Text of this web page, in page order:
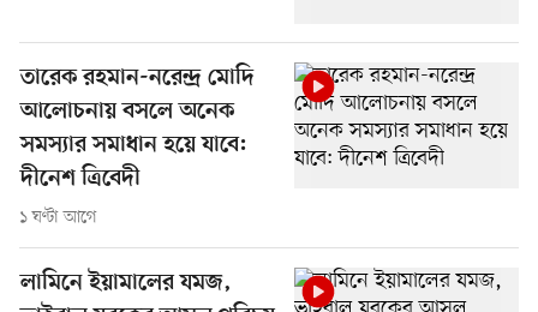
তারেক রহমান-নরেন্দ্র মোদি
আলোচনায় বসলে অনেক
সমস্যার সমাধান হয়ে যাবে:
দীনেশ ত্রিবেদী
১ ঘণ্টা আগে
লামিনে ইয়ামালের যমজ,